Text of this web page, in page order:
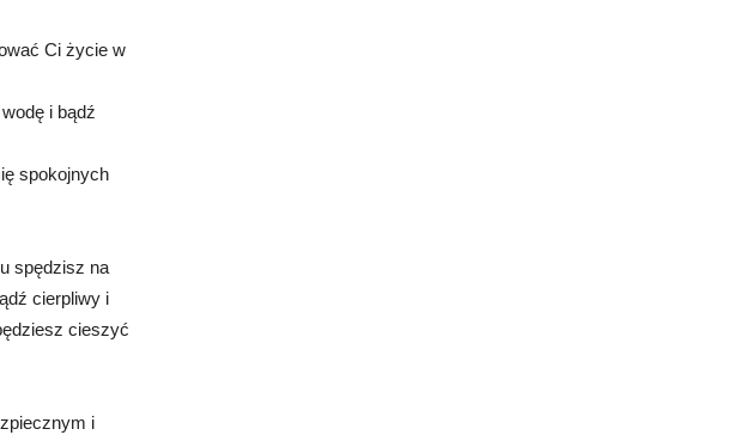
Ci życie w
i bądź
spokojnych
spędzisz na
cierpliwy i
cieszyć
i